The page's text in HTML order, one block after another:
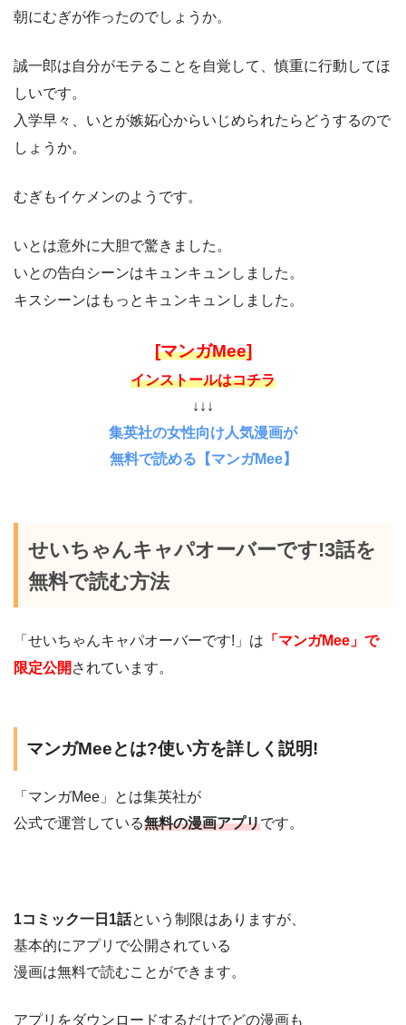
朝にむぎが作ったのでしょうか。
誠一郎は自分がモテることを自覚して、慎重に行動してほ
しいです。
入学早々、いとが嫉妬心からいじめられたらどうするので
しょうか。
むぎもイケメンのようです。
いとは意外に大胆で驚きました。
いとの告白シーンはキュンキュンしました。
キスシーンはもっとキュンキュンしました。
[マンガMee]
インストールはコチラ
↓↓↓
集英社の女性向け人気漫画が
無料で読める【マンガMee】
せいちゃんキャパオーバーです!3話を
無料で読む方法
「せいちゃんキャパオーバーです!」は 「マンガMee」で
限定公開 されています。
マンガMeeとは?使い方を詳しく説明!
「マンガMee」とは集英社が
公式で運営している無料の漫画アプリです。
1コミック一日1話という制限はありますが、
基本的にアプリで公開されている
漫画は無料で読むことができます。
アプリをダウンロードするだけでどの漫画も